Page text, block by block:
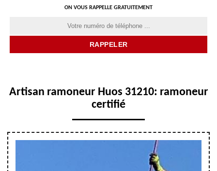
ON VOUS RAPPELLE GRATUITEMENT
Artisan ramoneur Huos 31210: ramoneur
certifié